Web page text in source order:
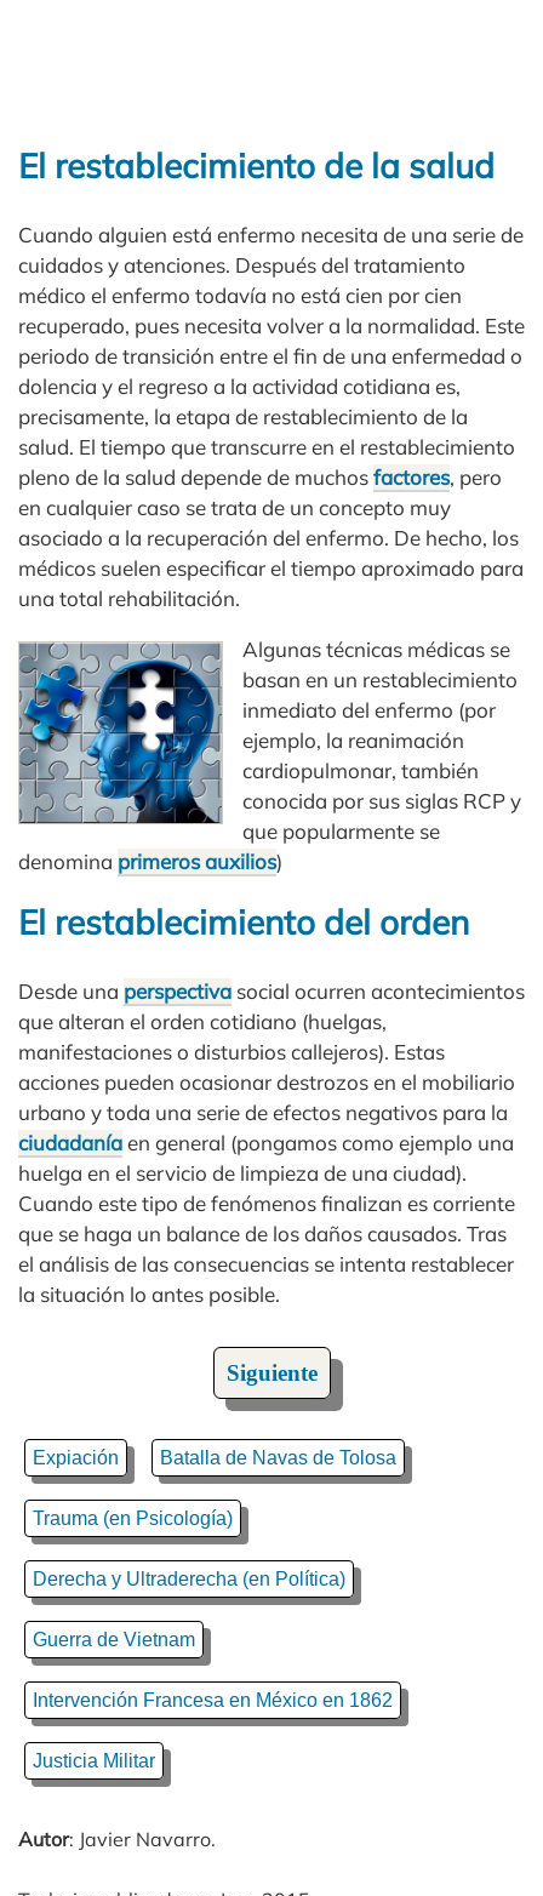
El restablecimiento de la salud
Cuando alguien está enfermo necesita de una serie de
cuidados y atenciones. Después del tratamiento
médico el enfermo todavía no está cien por cien
recuperado, pues necesita volver a la normalidad. Este
periodo de transición entre el fin de una enfermedad o
dolencia y el regreso a la actividad cotidiana es,
precisamente, la etapa de restablecimiento de la
salud. El tiempo que transcurre en el restablecimiento
pleno de la salud depende de muchosfactores, pero
en cualquier caso se trata de un concepto muy
asociado a la recuperación del enfermo. De hecho, los
médicos suelen especificar el tiempo aproximado para
una total rehabilitación.
Algunas técnicas médicas se
basan en un restablecimiento
inmediato del enfermo (por
ejemplo, la reanimación
cardiopulmonar, también
conocida por sus siglas RCP y
que popularmente se
denomina primeros auxilios)
El restablecimiento del orden
Desde una perspectiva social ocurren acontecimientos
que alteran el orden cotidiano (huelgas,
manifestaciones o disturbios callejeros). Estas
acciones pueden ocasionar destrozos en el mobiliario
urbano y toda una serie de efectos negativos para la
ciudadaníaen general (pongamos como ejemplo una
huelga en el servicio de limpieza de una ciudad).
Cuando este tipo de fenómenos finalizan es corriente
que se haga un balance de los daños causados. Tras
el análisis de las consecuencias se intenta restablecer
la situación lo antes posible.
Siguiente
Expiación Batalla de Navas de Tolosa
Trauma (en Psicología)
Derecha y Ultraderecha (en Política)
Guerra de Vietnam
Intervención Francesa en México en 1862
Justicia Militar
Autor: Javier Navarro.